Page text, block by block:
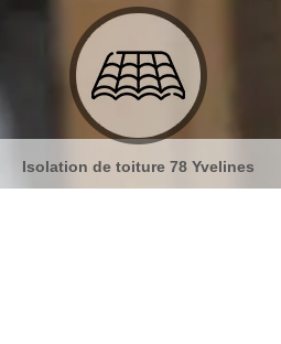
Nettoyage et démoussage de
toiture 78